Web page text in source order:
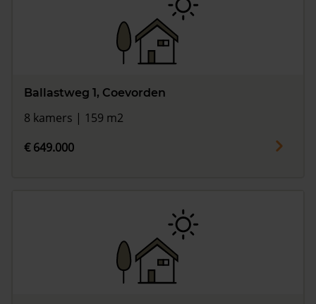
Ballastweg 1, Coevorden
8 kamers | 159 m2
€ 649.000